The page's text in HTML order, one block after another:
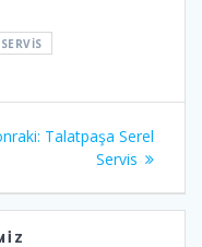
Sonraki
Talatpaşa Serel
Servis